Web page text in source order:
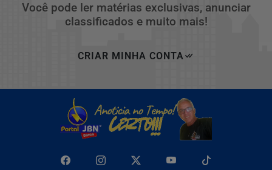
Você pode ler matérias exclusivas, anunciar
classificados e muito mais!
CRIAR MINHA CONTA